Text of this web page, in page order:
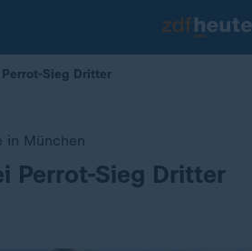
Sieg Dritter
in München
Perrot-Sieg Dritter